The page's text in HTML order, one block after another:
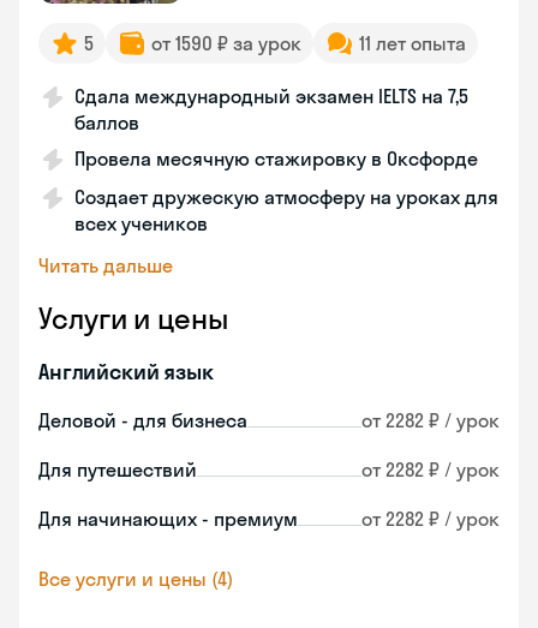
5 от 1590 ₽ за урок 11 лет опыта
Сдала международный экзамен IELTS на 7,5
баллов
Провела месячную стажировку в Оксфорде
Создает дружескую атмосферу на уроках для
всех учеников
Читать дальше
Услуги и цены
Английский язык
Деловой - для бизнеса от 2282 ₽ / урок
Для путешествий от 2282 ₽ / урок
Для начинающих - премиум от 2282 ₽ / урок
Все услуги и цены (4)